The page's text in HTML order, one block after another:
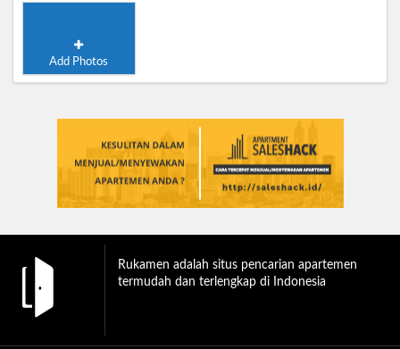
Add Photos
Rukamen adalah situs pencarian apartemen
termudah dan terlengkap di Indonesia